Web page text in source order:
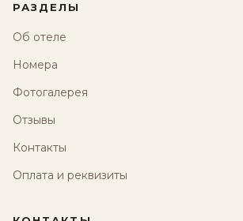
РАЗДЕЛЫ
Об отеле
Номера
Фотогалерея
Отзывы
Контакты
Оплата и реквизиты